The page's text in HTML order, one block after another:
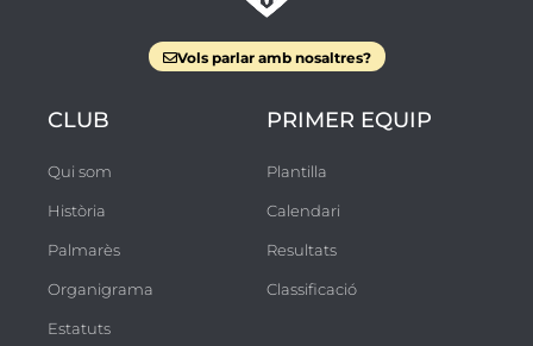
Vols parlar amb nosaltres?
CLUB
Qui som
Història
Palmarès
Organigrama
Estatuts
PRIMER EQUIP
Plantilla
Calendari
Resultats
Classificació